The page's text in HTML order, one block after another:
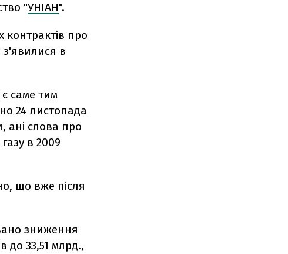
"УНІАН".
про
з'явилися в
саме тим
24 листопада
ані слова про
в 2009
що вже після
зниження
до 33,51 млрд.,